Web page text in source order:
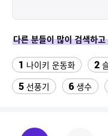
다른 분들이 많이 검색하
1 나이키 운동화 2
5 선풍기 6 생수
11 가정용고추건조기